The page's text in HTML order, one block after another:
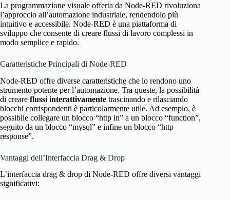
La programmazione visuale offerta da Node-RED rivoluziona
l’approccio all’automazione industriale, rendendolo più
intuitivo e accessibile. Node-RED è una piattaforma di
sviluppo che consente di creare flussi di lavoro complessi in
modo semplice e rapido.
Caratteristiche Principali di Node-RED
Node-RED offre diverse caratteristiche che lo rendono uno
strumento potente per l’automazione. Tra queste, la possibilità
di creare flussi interattivamente trascinando e rilasciando
blocchi corrispondenti è particolarmente utile. Ad esempio, è
possibile collegare un blocco “http in” a un blocco “function”,
seguito da un blocco “mysql” e infine un blocco “http
response”.
Vantaggi dell’Interfaccia Drag & Drop
L’interfaccia drag & drop di Node-RED offre diversi vantaggi
significativi: